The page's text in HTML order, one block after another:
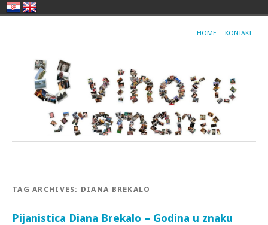
HOME KONTAKT
TAG ARCHIVES: DIANA BREKALO
Pijanistica Diana Brekalo – Godina u znaku